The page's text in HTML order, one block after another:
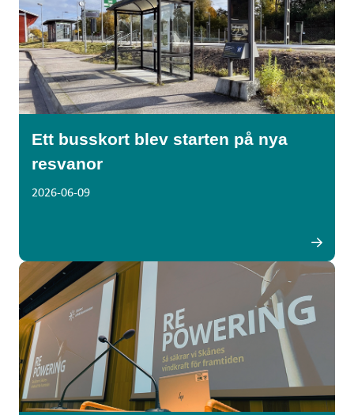
Ett busskort blev starten på nya
resvanor
2026-06-09